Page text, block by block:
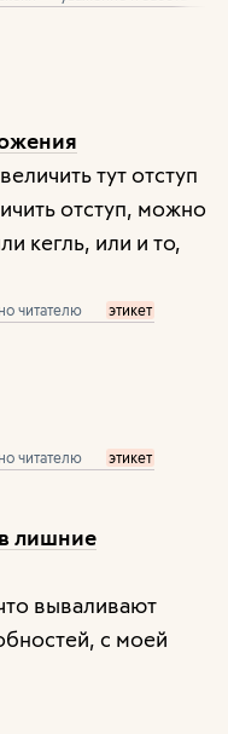
тут отступ
отступ, можно
кегль, или и то,
читателю этикет
читателю этикет
лишние
вываливают
с моей